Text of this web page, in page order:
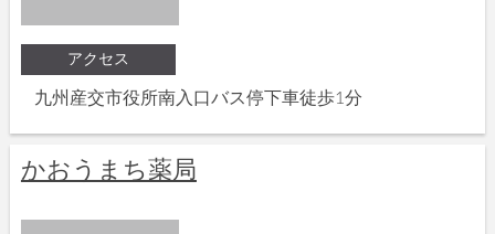
アクセス
九州産交市役所南入口バス停下車徒歩1分
かおうまち薬局